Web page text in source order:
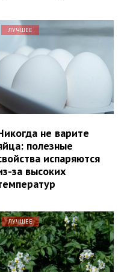
ЛУЧШЕЕ
не варите
полезные
испаряются
за высоких
ЛУЧШЕЕ